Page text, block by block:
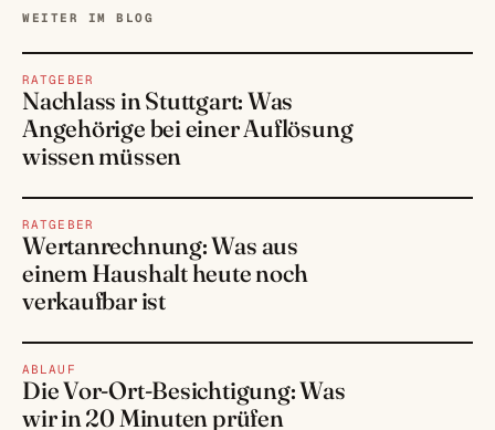
WEITER IM BLOG
RATGEBER
Nachlass in Stuttgart: Was
Angehörige bei einer Auflösung
wissen müssen
RATGEBER
Wertanrechnung: Was aus
einem Haushalt heute noch
verkaufbar ist
ABLAUF
Die Vor-Ort-Besichtigung: Was
wir in 20 Minuten prüfen